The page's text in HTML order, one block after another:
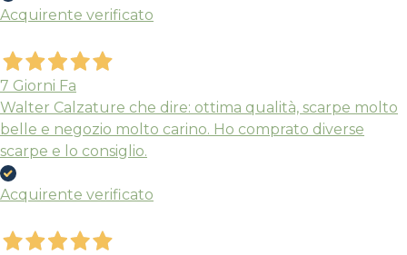
Acquirente verificato
7 Giorni Fa
Walter Calzature che dire: ottima qualità, scarpe molto
belle e negozio molto carino. Ho comprato diverse
scarpe e lo consiglio.
Acquirente verificato